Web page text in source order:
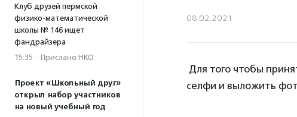
Клуб друзей пермской
физико-математической
школы № 146 ищет
фандрайзера
15:35 · Прислано НКО
Проект «Школьный друг»
открыл набор участников
на новый учебный год
08.02.2021
Для того чтобы
селфи и выложить